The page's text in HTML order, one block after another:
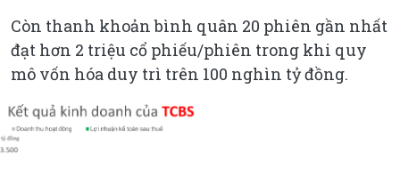
Còn thanh khoản bình quân 20 phiên gần nhất
đạt hơn 2 triệu cổ phiếu/phiên trong khi quy
mô vốn hóa duy trì trên 100 nghìn tỷ đồng.